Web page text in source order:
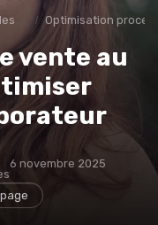
Optimisation
vente au
6 novembre 2025